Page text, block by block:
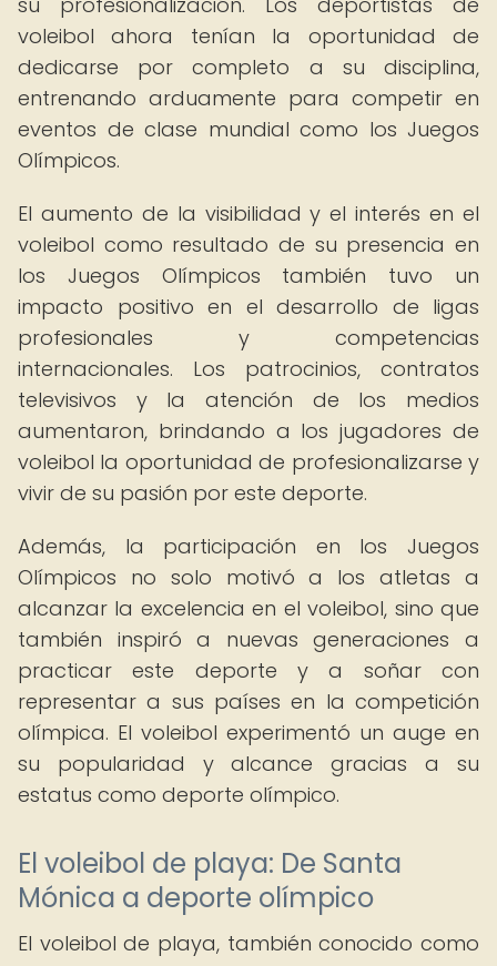
voleibol ahora tenían la oportunidad de
dedicarse por completo a su disciplina,
entrenando arduamente para competir en
eventos de clase mundial como los Juegos
Olímpicos.
El aumento de la visibilidad y el interés en el
voleibol como resultado de su presencia en
los Juegos Olímpicos también tuvo un
impacto positivo en el desarrollo de ligas
profesionales y competencias
internacionales. Los patrocinios, contratos
televisivos y la atención de los medios
aumentaron, brindando a los jugadores de
voleibol la oportunidad de profesionalizarse y
vivir de su pasión por este deporte.
Además, la participación en los Juegos
Olímpicos no solo motivó a los atletas a
alcanzar la excelencia en el voleibol, sino que
también inspiró a nuevas generaciones a
practicar este deporte y a soñar con
representar a sus países en la competición
olímpica. El voleibol experimentó un auge en
su popularidad y alcance gracias a su
estatus como deporte olímpico.
El voleibol de playa: De Santa
Mónica a deporte olímpico
El voleibol de playa, también conocido como